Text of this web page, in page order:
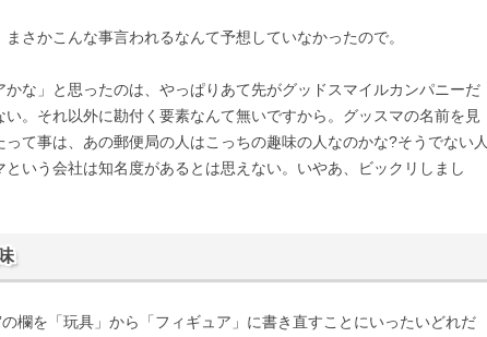
さかこんな事言われるなんて予想していなかったので。
な」と思ったのは、やっぱりあて先がグッドスマイルカンパニーだ
い。それ以外に勘付く要素なんて無いですから。グッスマの名前を見
て事は、あの郵便局の人はこっちの趣味の人なのかな?そうでない人
いう会社は知名度があるとは思えない。いやあ、ビックリしまし
欄を「玩具」から「フィギュア」に書き直すことにいったいどれだ